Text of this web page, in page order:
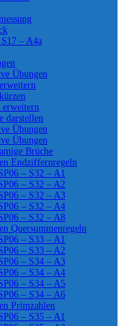
– A4a
Übungen
erweitern
darstellen
Übungen
Übungen
Brüche
Endziffernregeln
– S32 – A1
– S32 – A2
– S32 – A3
– S32 – A4
– S32 – A8
Quersummenregeln
– S33 – A1
– S33 – A2
– S34 – A3
– S34 – A4
– S34 – A5
– S34 – A6
Primzahlen
– S35 – A1